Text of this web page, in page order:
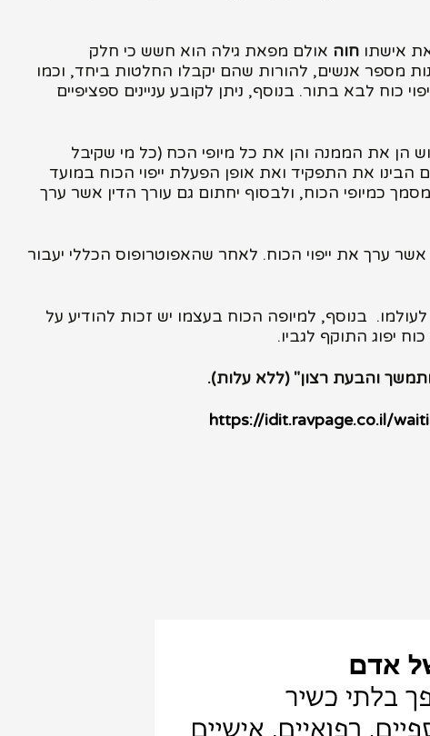
חוה אולם מפאת גילה הוא חשש כי חלק
מספר אנשים, להורות שהם יקבלו החלטות ביחד, וכמו
כוח לבא בתור. בנוסף, ניתן לקובע עניינים ספציפיים
הן את הממנה והן את כל מיופי הכח (כל מי שקיבל
את התפקיד ואת אופן הפעלת ייפוי הכוח במועד
כמיופי הכוח, ולבסוף יחתום גם עורך הדין אשר ערך
ערך את ייפוי הכוח. לאחר שהאפוטרופוס הכללי יעבור
בנוסף, למיופה הכוח בעצמו יש זכות להודיע על
יפוג התוקף לגביו.
מתמשך והבעת רצון" (ללא עלות).
https://idit.ravpage.co.il/